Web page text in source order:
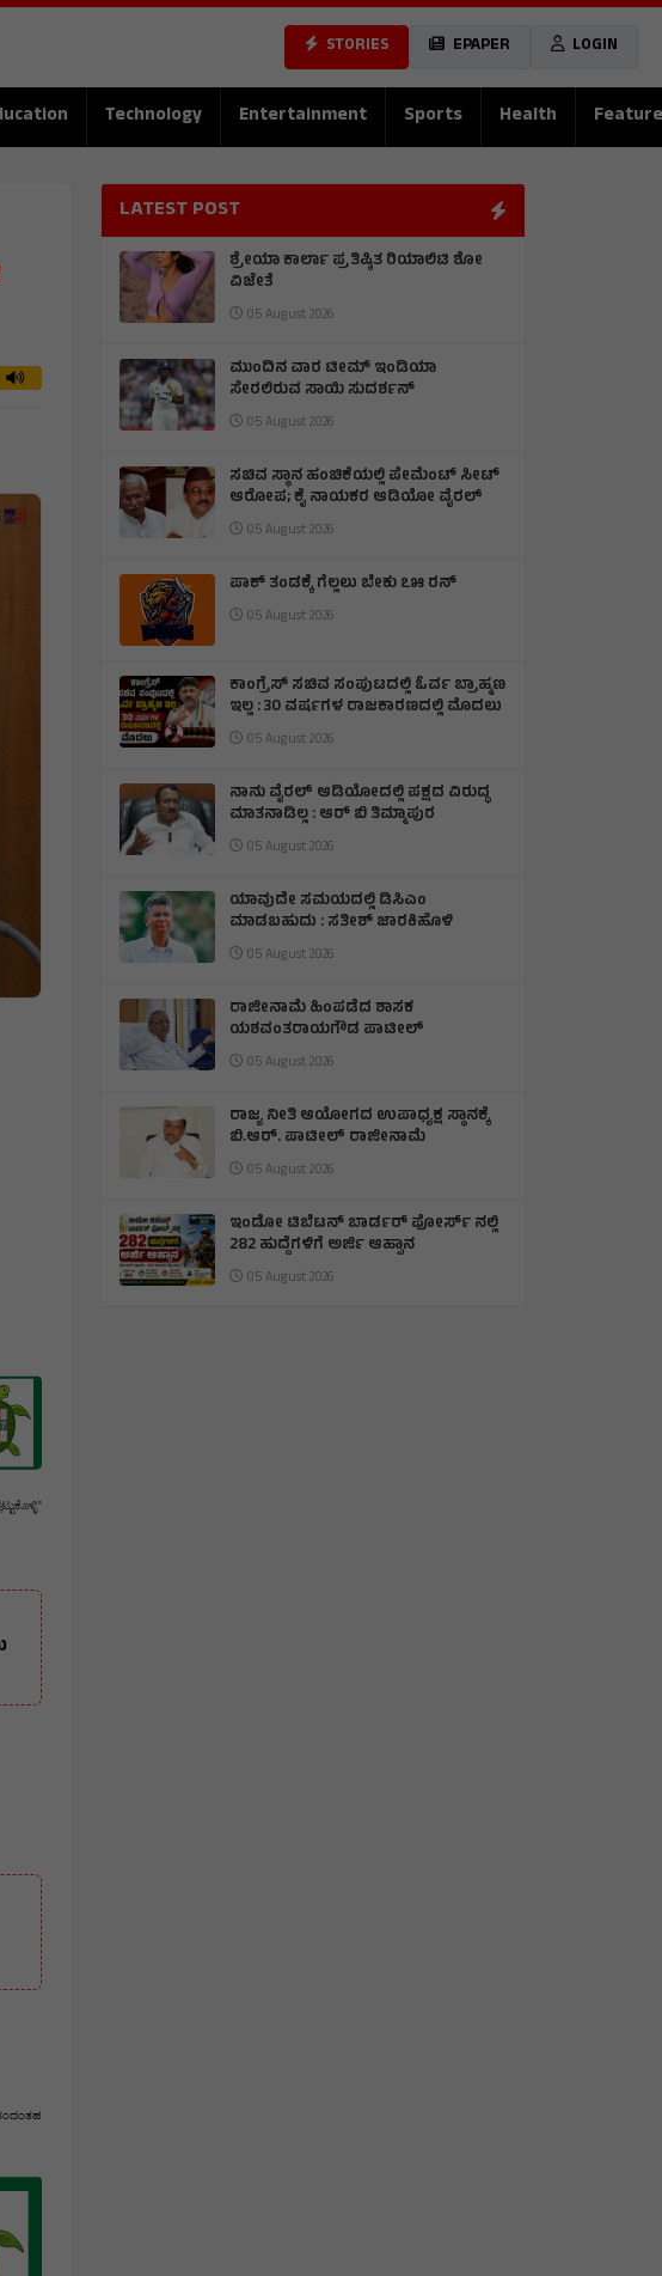
STORIES EPAPER LOGIN
Technology Entertainment Sports Health Feature
LATEST POST
ಶ್ರೇಯಾ ಕಾರ್ಲಾ ಪ್ರತಿಷ್ಠಿತ ರಿಯಾಲಿಟಿ ಶೋ
ವಿಜೇತೆ
05 August 2026
ಮುಂದಿನ ವಾರ ಟೀಮ್ ಇಂಡಿಯಾ
ಸೇರಲಿರುವ ಸಾಯಿ ಸುದರ್ಶನ್
05 August 2026
ಸಚಿವ ಸ್ಥಾನ ಹಂಚಿಕೆಯಲ್ಲಿ ಪೇಮೆಂಟ್ ಸೀಟ್
ಆರೋಪ; ಕೈ ನಾಯಕರ ಆಡಿಯೋ ವೈರಲ್
05 August 2026
ಪಾಕ್ ತಂಡಕ್ಕೆ ಗೆಲ್ಲಲು ಬೇಕು ೭೫ ರನ್
05 August 2026
ಕಾಂಗ್ರೆಸ್ ಸಚಿವ ಸಂಪುಟದಲ್ಲಿ ಓರ್ವ ಬ್ರಾಹ್ಮಣ
ಇಲ್ಲ : 30 ವರ್ಷಗಳ ರಾಜಕಾರಣದಲ್ಲಿ ಮೊದಲು
05 August 2026
ನಾನು ವೈರಲ್ ಆಡಿಯೋದಲ್ಲಿ ಪಕ್ಷದ ವಿರುದ್ಧ
ಮಾತನಾಡಿಲ್ಲ : ಆರ್ ಬಿ ತಿಮ್ಮಾಪುರ
05 August 2026
ಯಾವುದೇ ಸಮಯದಲ್ಲಿ ಡಿಸಿಎಂ
ಮಾಡಬಹುದು : ಸತೀಶ್ ಜಾರಕಿಹೊಳಿ
05 August 2026
ರಾಜೀನಾಮೆ ಹಿಂಪಡೆದ ಶಾಸಕ
ಯಶವಂತರಾಯಗೌಡ ಪಾಟೀಲ್
05 August 2026
ರಾಜ್ಯ ನೀತಿ ಆಯೋಗದ ಉಪಾಧ್ಯಕ್ಷ ಸ್ಥಾನಕ್ಕೆ
ಬಿ.ಆರ್. ಪಾಟೀಲ್ ರಾಜೀನಾಮೆ
05 August 2026
ಇಂಡೋ ಟಿಬೆಟನ್‌ ಬಾರ್ಡರ್‌ ಫೋರ್ಸ್‌ ನಲ್ಲಿ
282 ಹುದ್ದೆಗಳಿಗೆ ಅರ್ಜಿ ಆಹ್ವಾನ
05 August 2026